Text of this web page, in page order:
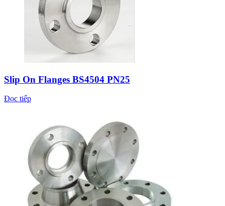
Slip On Flanges BS4504 PN25
Đọc tiếp